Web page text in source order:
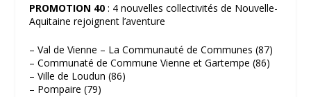
PROMOTION 40: 4 nouvelles collectivités de Nouvelle-
Aquitaine rejoignent l’aventure
– Val de Vienne – La Communauté de Communes (87)
– Communaté de Commune Vienne et Gartempe (86)
– Ville de Loudun (86)
– Pompaire (79)